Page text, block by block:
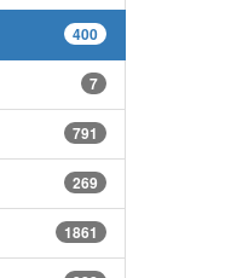
400
7
791
269
1861